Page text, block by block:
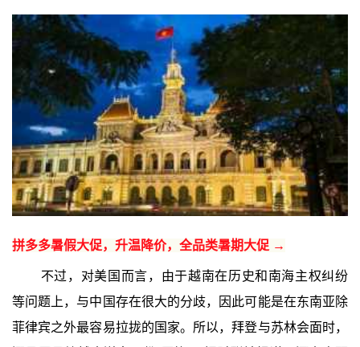
拼多多暑假大促，升温降价，全品类暑期大促 →
不过，对美国而言，由于越南在历史和南海主权纠纷
等问题上，与中国存在很大的分歧，因此可能是在东南亚除
菲律宾之外最容易拉拢的国家。所以，拜登与苏林会面时，